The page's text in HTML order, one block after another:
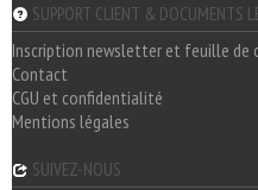
SUPPORT CLIENT & DOCUMENTS
Inscription newsletter et feuille de
Contact
CGU et confidentialité
Mentions légales
SUIVEZ-NOUS